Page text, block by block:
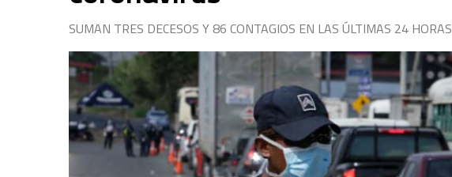
SUMAN TRES DECESOS Y 86 CONTAGIOS EN LAS ÚLTIMAS 24 HORAS